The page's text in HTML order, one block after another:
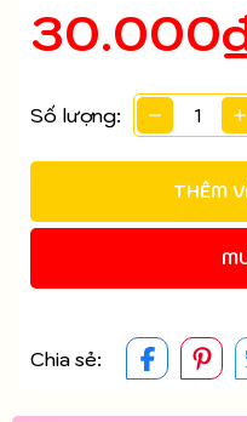
Số lượng:
THÊM
Mã giảm giá:
Ngày hết hạn:
Chia sẻ: